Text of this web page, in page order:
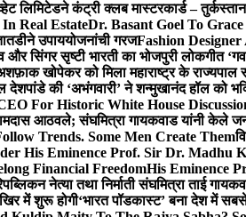
लिमिटेडने कंट्री क्लब मास्टरकार्ड –
Real EstateDr. Basant Goel To
उपाययोजनांची गरजFashion
और सिंगर सृष्टी भारती का भोजपुरी लोकगीत
खोपेकर को मिला महाराष्ट्र के राज्यपाल
देशपांडे की ‘अभंगवारी’ ने शन्मुखानंद हॉल को
For Historic White House
आठवले; संघमित्रा गायकवाड यांनी केले
Trends. Some Men Create Them
His Eminence Prof. Sir Dr. Madhu
Financial FreedomHis Eminence
नेत्या तथा निर्माती संघमित्रा ताई
में शुरू होगी‘भारत पॉडकास्ट’ बना देश में